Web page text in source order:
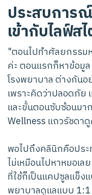
ประสบการ
เข้ากับไลฟ์ส
"ตอนไปทำศัลยกรรม
ค่ะ ตอนแรกก็หาข้อมู
โรงพยาบาล ต่างกันอ
เพราะคิดว่าปลอดภัย
และขั้นตอนซับซ้อนม
Wellness แถวรัชดา
พอไปถึงคลินิกคือประ
ไม่เหมือนไปหาหมอเ
ที่ใช้ก็เป็นแคปซูลแข็ง
พยาบาลดูแลแบบ